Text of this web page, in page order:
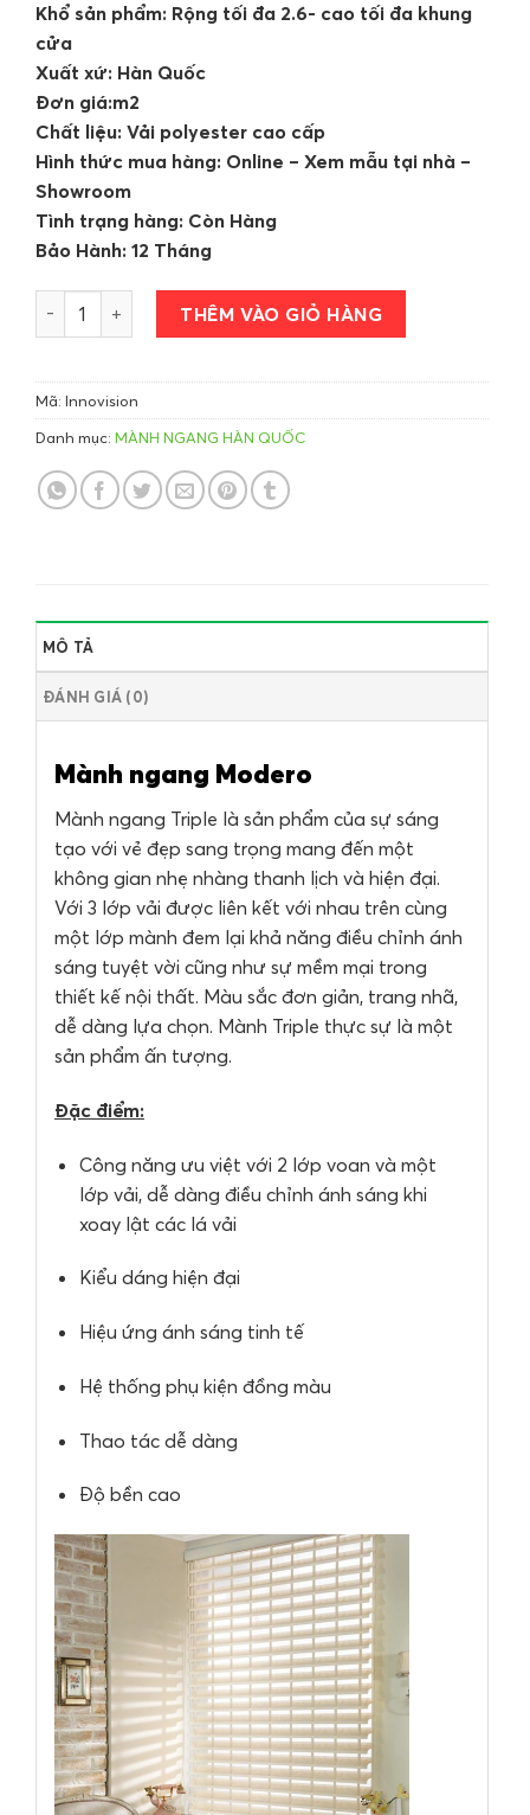
Khổ sản phẩm: Rộng tối đa 2.6- cao tối đa khung
cửa
Xuất xứ: Hàn Quốc
Đơn giá:m2
Chất liệu: Vải polyester cao cấp
Hình thức mua hàng: Online – Xem mẫu tại nhà –
Showroom
Tình trạng hàng: Còn Hàng
Bảo Hành: 12 Tháng
Mành ngang Modero số lượngTHÊM VÀO GIỎ HÀNG
Mã: Innovision
Danh mục: MÀNH NGANG HÀN QUỐC
MÔ TẢ
ĐÁNH GIÁ (0)
Mành ngang Modero
Mành ngang Triple là sản phẩm của sự sáng
tạo với vẻ đẹp sang trọng mang đến một
không gian nhẹ nhàng thanh lịch và hiện đại.
Với 3 lớp vải được liên kết với nhau trên cùng
một lớp mành đem lại khả năng điều chỉnh ánh
sáng tuyệt vời cũng như sự mềm mại trong
thiết kế nội thất. Màu sắc đơn giản, trang nhã,
dễ dàng lựa chọn. Mành Triple thực sự là một
sản phẩm ấn tượng.
Đặc điểm:
Công năng ưu việt với 2 lớp voan và một
lớp vải, dễ dàng điều chỉnh ánh sáng khi
xoay lật các lá vải
Kiểu dáng hiện đại
Hiệu ứng ánh sáng tinh tế
Hệ thống phụ kiện đồng màu
Thao tác dễ dàng
Độ bền cao